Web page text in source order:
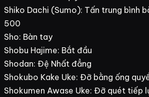
Shiko Dachi (Sumo): Tấn trung bình
500
Sho: Bàn tay
Shobu Hajime: Bắt đầu
Shodan: Đệ Nhất đẳng
Shokubo Kake Uke: Đỡ bằng ống
Shokumen Awase Uke: Đỡ quét tiếp